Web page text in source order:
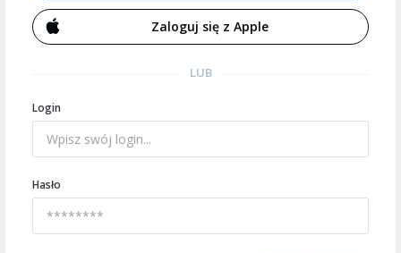
Zaloguj się z Apple
LUB
Login
Hasło